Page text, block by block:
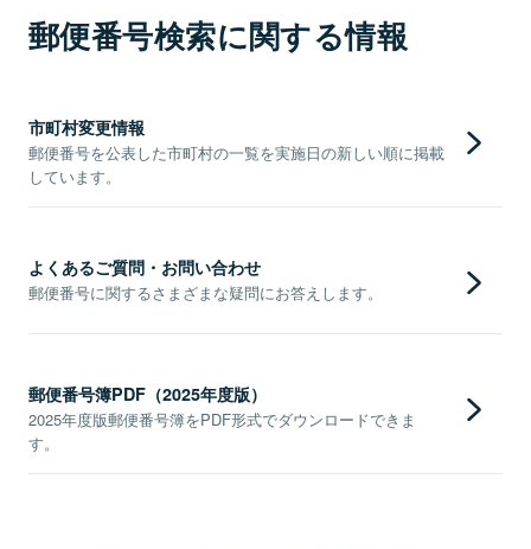
郵便番号検索に関する情報
市町村変更情報
郵便番号を公表した市町村の一覧を実施日の新しい順に掲載
しています。
よくあるご質問・お問い合わせ
郵便番号に関するさまざまな疑問にお答えします。
郵便番号簿PDF（2025年度版）
2025年度版郵便番号簿をPDF形式でダウンロードできま
す。